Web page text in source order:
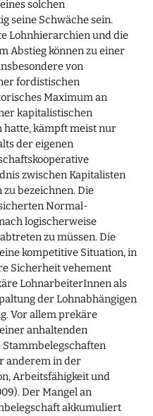
solchen
seine Schwäche sein.
Lohnhierarchien und die
Abstieg können zu einer
von
fordistischen
Maximum an
kapitalistischen
hatte, kämpft meist nur
der eigenen
zwischen Kapitalisten
bezeichnen. Die
Normal-
logischerweise
zu müssen. Die
kompetitive Situation, in
Sicherheit vehement
LohnarbeiterInnen als
der Lohnabhängigen
Vor allem prekäre
anhaltenden
anderem in der
Arbeitsfähigkeit und
Der Mangel an
akkumuliert